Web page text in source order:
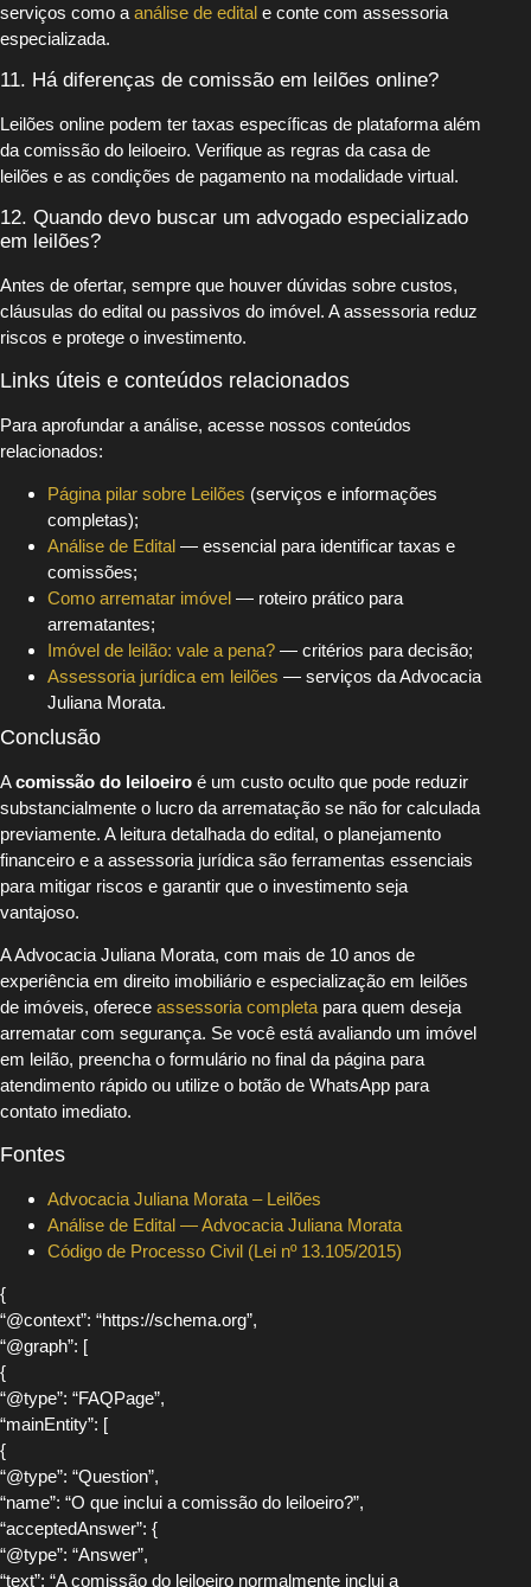
serviços como a análise de edital e conte com assessoria
especializada.
11. Há diferenças de comissão em leilões online?
Leilões online podem ter taxas específicas de plataforma além
da comissão do leiloeiro. Verifique as regras da casa de
leilões e as condições de pagamento na modalidade virtual.
12. Quando devo buscar um advogado especializado
em leilões?
Antes de ofertar, sempre que houver dúvidas sobre custos,
cláusulas do edital ou passivos do imóvel. A assessoria reduz
riscos e protege o investimento.
Links úteis e conteúdos relacionados
Para aprofundar a análise, acesse nossos conteúdos
relacionados:
Página pilar sobre Leilões (serviços e informações
completas);
Análise de Edital — essencial para identificar taxas e
comissões;
Como arrematar imóvel — roteiro prático para
arrematantes;
Imóvel de leilão: vale a pena? — critérios para decisão;
Assessoria jurídica em leilões — serviços da Advocacia
Juliana Morata.
Conclusão
Acomissão do leiloeiro é um custo oculto que pode reduzir
substancialmente o lucro da arrematação se não for calculada
previamente. A leitura detalhada do edital, o planejamento
financeiro e a assessoria jurídica são ferramentas essenciais
para mitigar riscos e garantir que o investimento seja
vantajoso.
A Advocacia Juliana Morata, com mais de 10 anos de
experiência em direito imobiliário e especialização em leilões
de imóveis, oferece assessoria completapara quem deseja
arrematar com segurança. Se você está avaliando um imóvel
em leilão, preencha o formulário no final da página para
atendimento rápido ou utilize o botão de WhatsApp para
contato imediato.
Fontes
Advocacia Juliana Morata – Leilões
Análise de Edital — Advocacia Juliana Morata
Código de Processo Civil (Lei nº 13.105/2015)
{
“@context”: “https://schema.org”,
“@graph”: [
{
“@type”: “FAQPage”,
“mainEntity”: [
{
“@type”: “Question”,
“name”: “O que inclui a comissão do leiloeiro?”,
“acceptedAnswer”: {
“@type”: “Answer”,
“text”: “A comissão do leiloeiro normalmente inclui a